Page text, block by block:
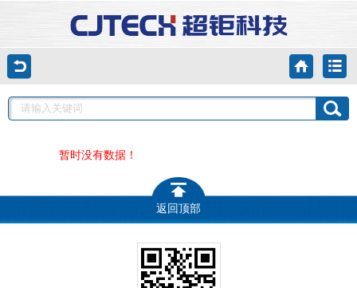
暂时没有数据！
返回顶部